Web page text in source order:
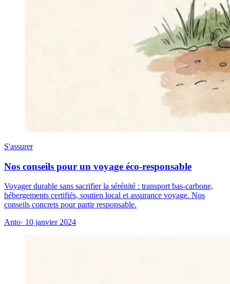
S'assurer
Nos conseils pour un voyage éco-responsable
Voyager durable sans sacrifier la sérénité : transport bas-carbone,
hébergements certifiés, soutien local et assurance voyage. Nos
conseils concrets pour partir responsable.
Anto· 10 janvier 2024